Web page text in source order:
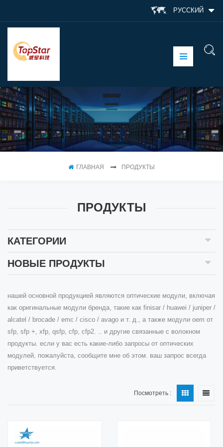
РУССКИЙ
ГЛАВНАЯ ПРОДУКТЫ
ПРОДУКТЫ
КАТЕГОРИИ
НОВЫЕ ПРОДУКТЫ
нашей основной продукцией являются оптические модули, включая
как оригинальные модули бренда, такие как finisar / huawei / juniper /
alcatel / brocade / emc / cisco / avago и т. д., а также модули oem от
sfp, sfp +, xfp, qsfp, cfp, cfp2. .. и другие связанные с волокном
продукты. если у вас есть какие-либо запросы от оптических
модулей, пожалуйста, сообщите мне об этом. ваш запрос всегда
приветствуется.
Посмотреть :